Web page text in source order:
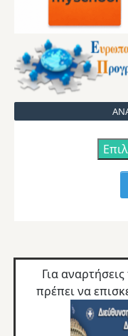
Για
πρέπει να